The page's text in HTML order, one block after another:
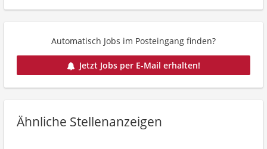
Automatisch Jobs im Posteingang finden?
Jetzt Jobs per E-Mail erhalten!
Ähnliche Stellenanzeigen